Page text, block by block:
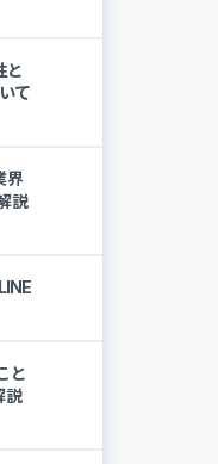
と
て
界
説
と
説